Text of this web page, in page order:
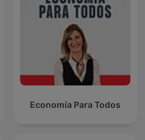
Economía Para Todos